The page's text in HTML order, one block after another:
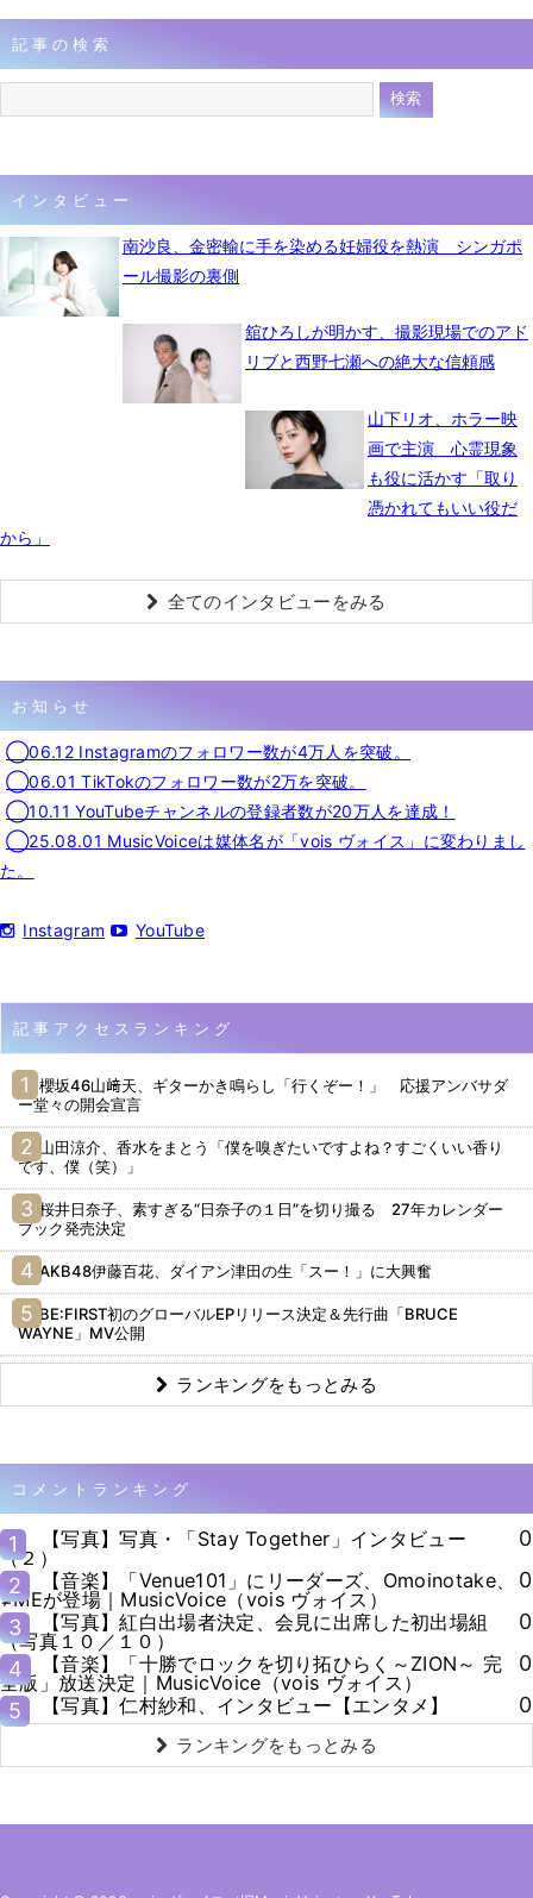
記事の検索
インタビュー
南沙良、金密輸に手を染める妊婦役を熱演 シンガポ
ール撮影の裏側
舘ひろしが明かす、撮影現場でのアド
リブと西野七瀬への絶大な信頼感
山下リオ、ホラー映
画で主演 心霊現象
も役に活かす「取り
憑かれてもいい役だ
から」
全てのインタビューをみる
お知らせ
◯06.12 Instagramのフォロワー数が4万人を突破。
◯06.01 TikTokのフォロワー数が2万を突破。
◯10.11 YouTubeチャンネルの登録者数が20万人を達成！
◯25.08.01 MusicVoiceは媒体名が「vois ヴォイス」に変わりまし
た。
Instagram YouTube
記事アクセスランキング
櫻坂46山﨑天、ギターかき鳴らし「行くぞー！」 応援アンバサダ
ー堂々の開会宣言
山田涼介、香水をまとう「僕を嗅ぎたいですよね？すごくいい香り
です、僕（笑）」
桜井日奈子、素すぎる“日奈子の１日”を切り撮る 27年カレンダー
ブック発売決定
AKB48伊藤百花、ダイアン津田の生「スー！」に大興奮
BE:FIRST初のグローバルEPリリース決定＆先行曲「BRUCE
WAYNE」MV公開
ランキングをもっとみる
コメントランキング
1
【写真】写真・「Stay Together」インタビュー
（２）
0
2
【音楽】「Venue101」にリーダーズ、Omoinotake、
≠MEが登場｜MusicVoice（vois ヴォイス）
0
3
【写真】紅白出場者決定、会見に出席した初出場組
（写真１０／１０）
0
4
【音楽】「十勝でロックを切り拓ひらく～ZION～ 完
全版」放送決定｜MusicVoice（vois ヴォイス）
0
5
【写真】仁村紗和、インタビュー【エンタメ】 0
ランキングをもっとみる